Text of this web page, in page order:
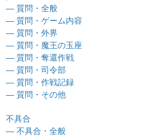
— 質問・全般
— 質問・ゲーム内容
— 質問・外界
— 質問・魔王の玉座
— 質問・奪還作戦
— 質問・司令部
— 質問・作戦記録
— 質問・その他
不具合
— 不具合・全般